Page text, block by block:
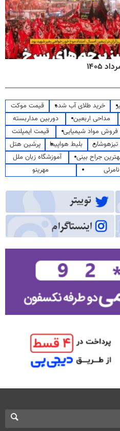
خرید طلای آب شده
قیمت موکت
مداحی اربعین
دوربین مداربسته
فروش مواد شیمیایی
قیمت ایمپلنت
تیزهوشان بلیط هواپیما
پرشین هتل
جراح بینی
آموزشگاه زبان ملل
مهرینو